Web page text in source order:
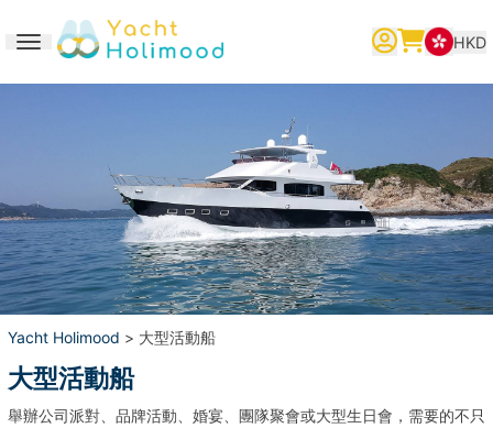
Toggle navigation
繁體中文 English 简体中文
HKD
Yacht Holimood > 大型活動船
大型活動船
舉辦公司派對、品牌活動、婚宴、團隊聚會或大型生日會，需要的不只